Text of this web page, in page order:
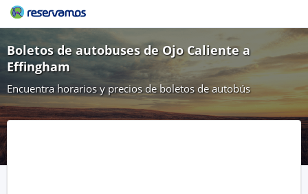
Boletos de autobuses de Ojo Caliente a
Effingham
Encuentra horarios y precios de boletos de autobús